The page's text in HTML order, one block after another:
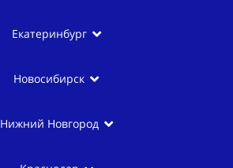
Екатеринбург
Новосибирск
Нижний Новгород